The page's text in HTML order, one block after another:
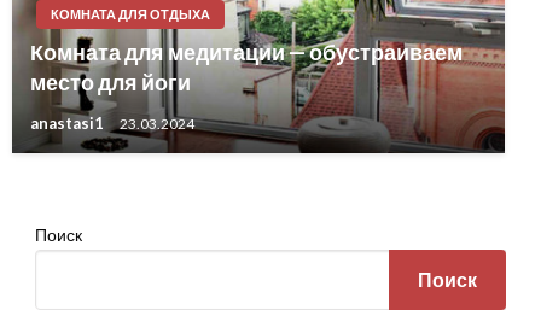
КОМНАТА ДЛЯ ОТДЫХА
Комната для медитации — обустраиваем
место для йоги
anastasi1 23.03.2024
Поиск
Поиск